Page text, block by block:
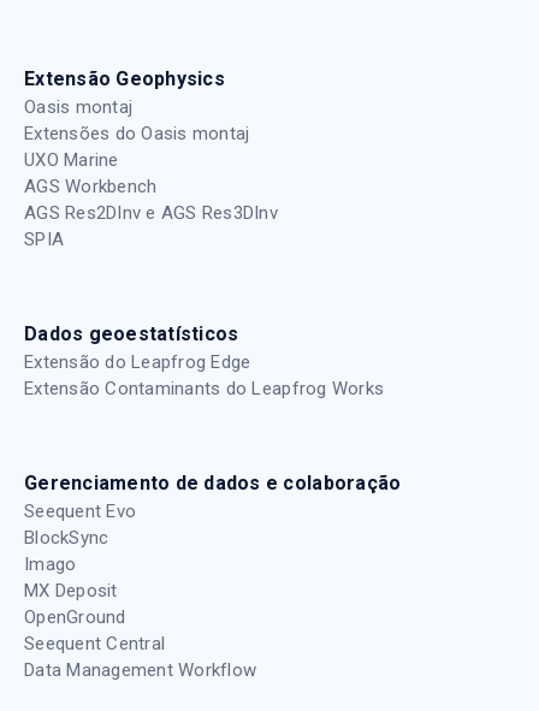
Extensão Geophysics
Oasis montaj
Extensões do Oasis montaj
UXO Marine
AGS Workbench
AGS Res2DInv e AGS Res3DInv
SPIA
Dados geoestatísticos
Extensão do Leapfrog Edge
Extensão Contaminants do Leapfrog Works
Gerenciamento de dados e colaboração
Seequent Evo
BlockSync
Imago
MX Deposit
OpenGround
Seequent Central
Data Management Workflow